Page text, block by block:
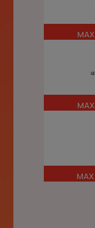
MAX
MAX
MAX